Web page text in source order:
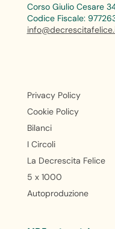
Corso Giulio Cesare
Codice Fiscale:
Privacy Policy
Cookie Policy
Bilanci
I Circoli
La Decrescita Felice
5 x 1000
Autoproduzione